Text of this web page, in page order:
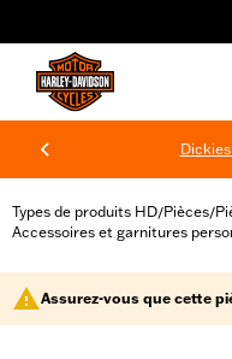
Types de produits HD/Pièces/
Accessoires et garnitures
Assurez-vous que cette